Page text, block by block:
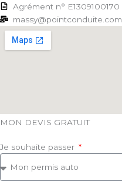
Agrément n° E1309100170
massy@pointconduite.com
MON DEVIS GRATUIT
Je souhaite passer